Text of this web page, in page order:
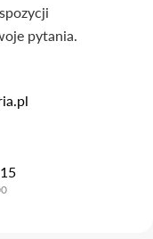
pytania.